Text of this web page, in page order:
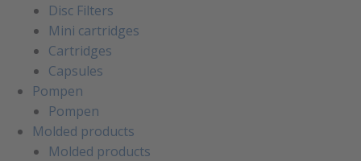
Disc Filters
Mini cartridges
Cartridges
Capsules
Pompen
Pompen
Molded products
Molded products